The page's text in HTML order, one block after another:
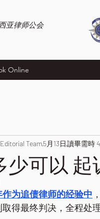
亚律师公会
Online
少可以
Team5月13日讀畢需時
为追债律师的经验中
得最终判决，全程处